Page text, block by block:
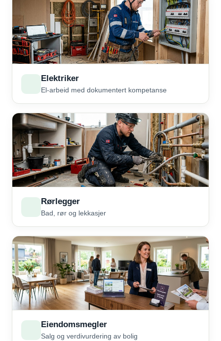
Elektriker
El-arbeid med dokumentert kompetanse
Rørlegger
Bad, rør og lekkasjer
Eiendomsmegler
Salg og verdivurdering av bolig